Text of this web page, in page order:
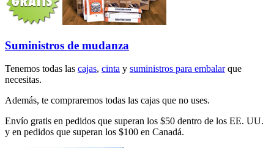
Suministros de mudanza
Tenemos todas las cajas, cinta y suministros para embalarque
necesitas.
Además, te compraremos todas las cajas que no uses.
Envío gratis en pedidos que superan los $50 dentro de los EE. UU.
y en pedidos que superan los $100 en Canadá.